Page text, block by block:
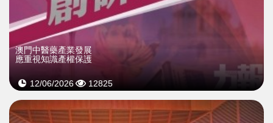
澳門中醫藥產業發展
應重視知識產權保護
12/06/2026 12825